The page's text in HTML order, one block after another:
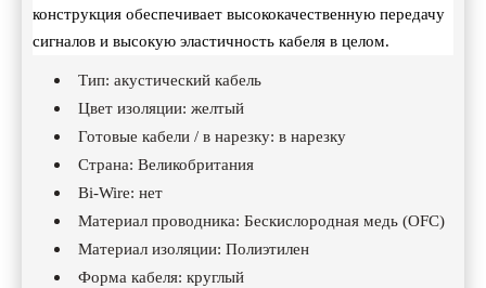
конструкция обеспечивает высококачественную передачу
сигналов и высокую эластичность кабеля в целом.
Тип: акустический кабель
Цвет изоляции: желтый
Готовые кабели / в нарезку: в нарезку
Страна: Великобритания
Bi-Wire: нет
Материал проводника: Беcкислородная медь (OFC)
Материал изоляции: Полиэтилен
Форма кабеля: круглый